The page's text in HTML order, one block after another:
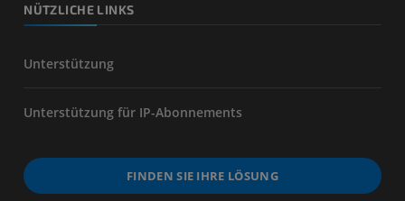
NÜTZLICHE LINKS
Unterstützung
Unterstützung für IP-Abonnements
FINDEN SIE IHRE LÖSUNG